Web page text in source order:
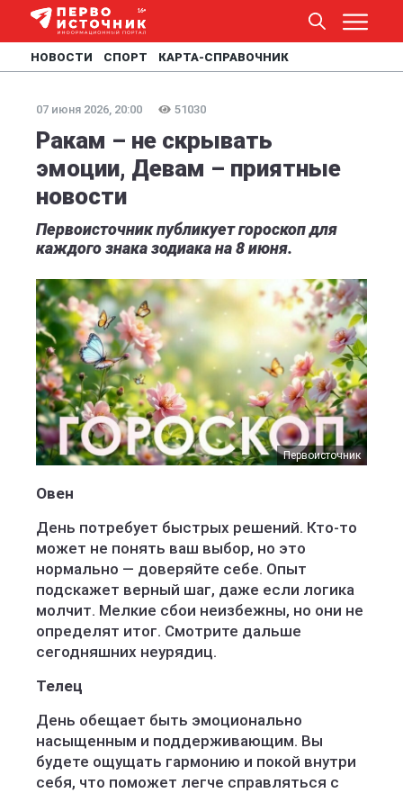
НОВОСТИ СПОРТ КАРТА-СПРАВОЧНИК
07 июня 2026, 20:00 51030
Ракам – не скрывать
эмоции, Девам – приятные
новости
Первоисточник публикует гороскоп для
каждого знака зодиака на 8 июня.
Первоисточник
Овен
День потребует быстрых решений. Кто-то
может не понять ваш выбор, но это
нормально — доверяйте себе. Опыт
подскажет верный шаг, даже если логика
молчит. Мелкие сбои неизбежны, но они не
определят итог. Смотрите дальше
сегодняшних неурядиц.
Телец
День обещает быть эмоционально
насыщенным и поддерживающим. Вы
будете ощущать гармонию и покой внутри
себя, что поможет легче справляться с